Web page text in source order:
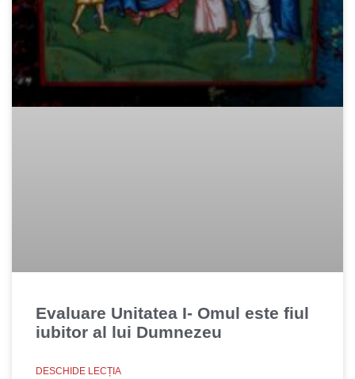
Evaluare Unitatea I- Omul este fiul
iubitor al lui Dumnezeu
DESCHIDE LECȚIA